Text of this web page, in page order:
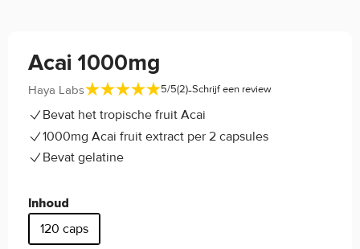
Acai 1000mg
Haya Labs 5/5(2)-Schrijf een review
Bevat het tropische fruit Acai
1000mg Acai fruit extract per 2 capsules
Bevat gelatine
Inhoud
120 caps